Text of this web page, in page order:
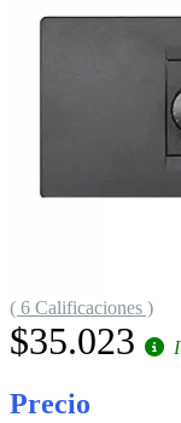
( 6 Calificaciones )
$35.023
Precio